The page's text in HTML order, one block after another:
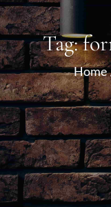
Tag:
Home